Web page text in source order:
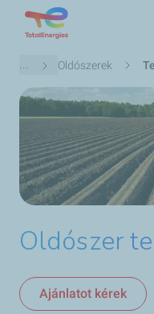
Morzsa
... Oldószerek
Oldószer
Ajánlatot kérek